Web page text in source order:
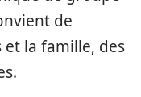
de
la famille, des